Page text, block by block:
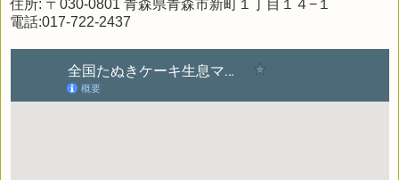
住所: 〒030-0801 青森県青森市新町１丁目１４−１
電話:017-722-2437